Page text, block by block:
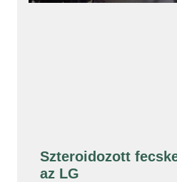
Szteroidozott
az LG